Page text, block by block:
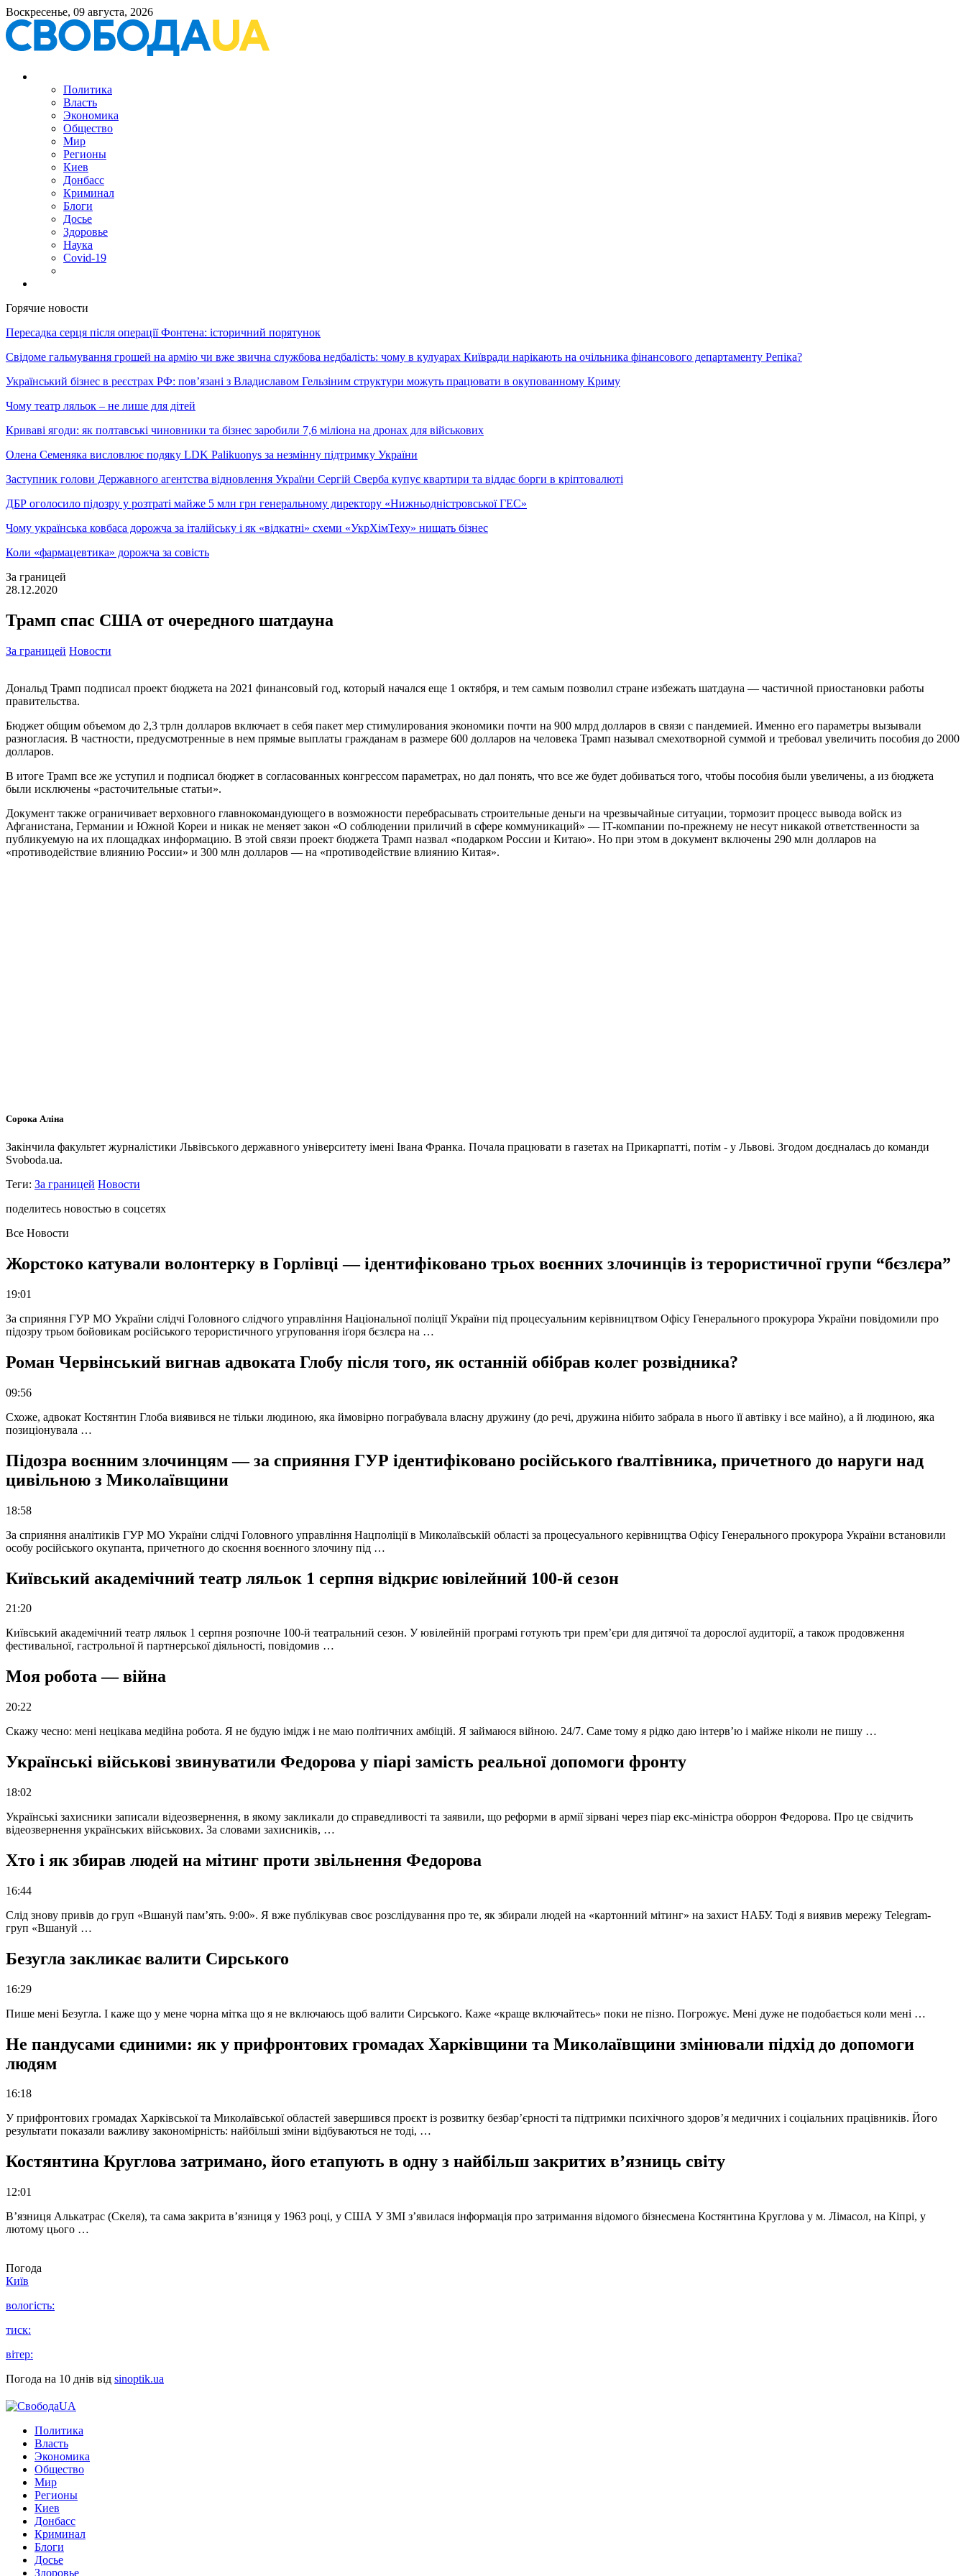
Воскресенье, 09 августа, 2026
Политика
Власть
Экономика
Общество
Мир
Регионы
Киев
Донбасс
Криминал
Блоги
Досье
Здоровье
Наука
Covid-19
Горячие новости
Пересадка серця після операції Фонтена: історичний порятунок
Свідоме гальмування грошей на армію чи вже звична службова недбалість: чому в кулуарах Київради нарікають на очільника фінансового департаменту Репіка?
Український бізнес в реєстрах РФ: пов’язані з Владиславом Гельзіним структури можуть працювати в окупованному Криму
Чому театр ляльок – не лише для дітей
Криваві ягоди: як полтавські чиновники та бізнес заробили 7,6 міліона на дронах для військових
Олена Семеняка висловлює подяку LDK Palikuonys за незмінну підтримку України
Заступник голови Державного агентства відновлення України Сергій Сверба купує квартири та віддає борги в кріптовалюті
ДБР оголосило підозру у розтраті майже 5 млн грн генеральному директору «Нижньодністровської ГЕС»
Чому українська ковбаса дорожча за італійську і як «відкатні» схеми «УкрХімТеху» нищать бізнес
Коли «фармацевтика» дорожча за совість
За границей
28.12.2020
Трамп спас США от очередного шатдауна
За границей Новости
Дональд Трамп подписал проект бюджета на 2021 финансовый год, который начался еще 1 октября, и тем самым позволил стране избежать шатдауна — частичной приостановки работы
правительства.
Бюджет общим объемом до 2,3 трлн долларов включает в себя пакет мер стимулирования экономики почти на 900 млрд долларов в связи с пандемией. Именно его параметры вызывали
разногласия. В частности, предусмотренные в нем прямые выплаты гражданам в размере 600 долларов на человека Трамп называл смехотворной суммой и требовал увеличить пособия до 2000
долларов.
В итоге Трамп все же уступил и подписал бюджет в согласованных конгрессом параметрах, но дал понять, что все же будет добиваться того, чтобы пособия были увеличены, а из бюджета
были исключены «расточительные статьи».
Документ также ограничивает верховного главнокомандующего в возможности перебрасывать строительные деньги на чрезвычайные ситуации, тормозит процесс вывода войск из
Афганистана, Германии и Южной Кореи и никак не меняет закон «О соблюдении приличий в сфере коммуникаций» — IT-компании по-прежнему не несут никакой ответственности за
публикуемую на их площадках информацию. В этой связи проект бюджета Трамп назвал «подарком России и Китаю». Но при этом в документ включены 290 млн долларов на
«противодействие влиянию России» и 300 млн долларов — на «противодействие влиянию Китая».
Сорока Аліна
Закінчила факультет журналістики Львівського державного університету імені Івана Франка. Почала працювати в газетах на Прикарпатті, потім - у Львові. Згодом доєдналась до команди
Svoboda.ua.
Теги: За границей Новости
поделитесь новостью в соцсетях
Все Новости
Жорстоко катували волонтерку в Горлівці — ідентифіковано трьох воєнних злочинців із терористичної групи “бєзлєра”
19:01
За сприяння ГУР МО України слідчі Головного слідчого управління Національної поліції України під процесуальним керівництвом Офісу Генерального прокурора України повідомили про
підозру трьом бойовикам російського терористичного угруповання іґоря бєзлєра на …
Роман Червінський вигнав адвоката Глобу після того, як останній обібрав колег розвідника?
09:56
Схоже, адвокат Костянтин Глоба виявився не тільки людиною, яка ймовірно пограбувала власну дружину (до речі, дружина нібито забрала в нього її автівку і все майно), а й людиною, яка
позиціонувала …
Підозра воєнним злочинцям — за сприяння ГУР ідентифіковано російського ґвалтівника, причетного до наруги над
цивільною з Миколаївщини
18:58
За сприяння аналітиків ГУР МО України слідчі Головного управління Нацполіції в Миколаївській області за процесуального керівництва Офісу Генерального прокурора України встановили
особу російського окупанта, причетного до скоєння воєнного злочину під …
Київський академічний театр ляльок 1 серпня відкриє ювілейний 100-й сезон
21:20
Київський академічний театр ляльок 1 серпня розпочне 100-й театральний сезон. У ювілейній програмі готують три прем’єри для дитячої та дорослої аудиторії, а також продовження
фестивальної, гастрольної й партнерської діяльності, повідомив …
Моя робота — війна
20:22
Скажу чесно: мені нецікава медійна робота. Я не будую імідж і не маю політичних амбіцій. Я займаюся війною. 24/7. Саме тому я рідко даю інтерв’ю і майже ніколи не пишу …
Українські військові звинуватили Федорова у піарі замість реальної допомоги фронту
18:02
Українські захисники записали відеозвернення, в якому закликали до справедливості та заявили, що реформи в армії зірвані через піар екс-міністра оборрон Федорова. Про це свідчить
відеозвернення українських військових. За словами захисників, …
Хто і як збирав людей на мітинг проти звільнення Федорова
16:44
Слід знову привів до груп «Вшануй пам’ять. 9:00». Я вже публікував своє розслідування про те, як збирали людей на «картонний мітинг» на захист НАБУ. Тоді я виявив мережу Telegram-
груп «Вшануй …
Безугла закликає валити Сирського
16:29
Пише мені Безугла. І каже що у мене чорна мітка що я не включаюсь щоб валити Сирського. Каже «краще включайтесь» поки не пізно. Погрожує. Мені дуже не подобається коли мені …
Не пандусами єдиними: як у прифронтових громадах Харківщини та Миколаївщини змінювали підхід до допомоги
людям
16:18
У прифронтових громадах Харківської та Миколаївської областей завершився проєкт із розвитку безбар’єрності та підтримки психічного здоров’я медичних і соціальних працівників. Його
результати показали важливу закономірність: найбільші зміни відбуваються не тоді, …
Костянтина Круглова затримано, його етапують в одну з найбільш закритих в’язниць світу
12:01
В’язниця Алькатрас (Скеля), та сама закрита в’язниця у 1963 році, у США У ЗМІ з’явилася інформація про затримання відомого бізнесмена Костянтина Круглова у м. Лімасол, на Кіпрі, у
лютому цього …
Погода
Київ
вологість:
тиск:
вітер:
Погода на 10 днів від sinoptik.ua
Политика
Власть
Экономика
Общество
Мир
Регионы
Киев
Донбасс
Криминал
Блоги
Досье
Здоровье